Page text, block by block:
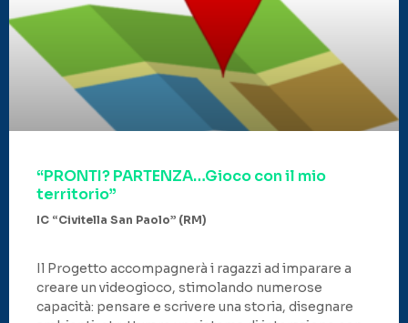
“PRONTI? PARTENZA…Gioco con il mio
territorio”
IC “Civitella San Paolo” (RM)
Il Progetto accompagnerà i ragazzi ad imparare a
creare un videogioco, stimolando numerose
capacità: pensare e scrivere una storia, disegnare